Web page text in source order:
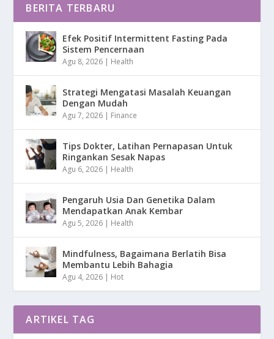
BERITA TERBARU
Efek Positif Intermittent Fasting Pada
Sistem Pencernaan
Agu 8, 2026 | Health
Strategi Mengatasi Masalah Keuangan
Dengan Mudah
Agu 7, 2026 | Finance
Tips Dokter, Latihan Pernapasan Untuk
Ringankan Sesak Napas
Agu 6, 2026 | Health
Pengaruh Usia Dan Genetika Dalam
Mendapatkan Anak Kembar
Agu 5, 2026 | Health
Mindfulness, Bagaimana Berlatih Bisa
Membantu Lebih Bahagia
Agu 4, 2026 | Hot
ARTIKEL TAG